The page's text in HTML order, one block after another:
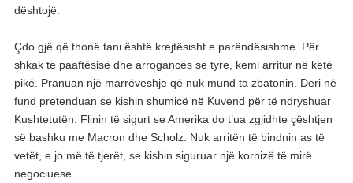
dështojë.
Çdo gjë që thonë tani është krejtësisht e parëndësishme. Për
shkak të paaftësisë dhe arrogancës së tyre, kemi arritur në këtë
pikë. Pranuan një marrëveshje që nuk mund ta zbatonin. Deri në
fund pretenduan se kishin shumicë në Kuvend për të ndryshuar
Kushtetutën. Flinin të sigurt se Amerika do t’ua zgjidhte çështjen
së bashku me Macron dhe Scholz. Nuk arritën të bindnin as të
vetët, e jo më të tjerët, se kishin siguruar një kornizë të mirë
negociuese.